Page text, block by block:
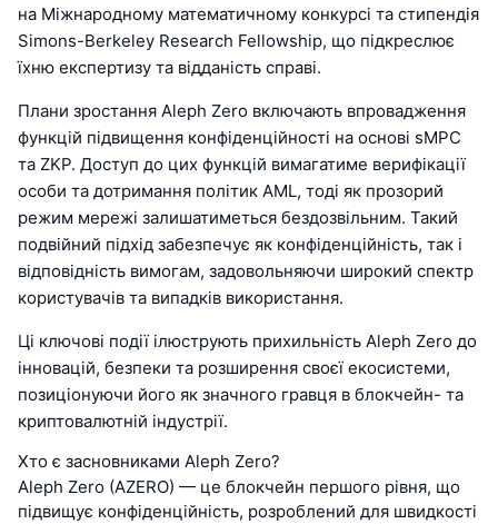
на Міжнародному математичному конкурсі та стипендія
Simons-Berkeley Research Fellowship, що підкреслює
їхню експертизу та відданість справі.
Плани зростання Aleph Zero включають впровадження
функцій підвищення конфіденційності на основі sMPC
та ZKP. Доступ до цих функцій вимагатиме верифікації
особи та дотримання політик AML, тоді як прозорий
режим мережі залишатиметься бездозвільним. Такий
подвійний підхід забезпечує як конфіденційність, так і
відповідність вимогам, задовольняючи широкий спектр
користувачів та випадків використання.
Ці ключові події ілюструють прихильність Aleph Zero до
інновацій, безпеки та розширення своєї екосистеми,
позиціонуючи його як значного гравця в блокчейн- та
криптовалютній індустрії.
Хто є засновниками Aleph Zero?
Aleph Zero (AZERO) — це блокчейн першого рівня, що
підвищує конфіденційність, розроблений для швидкості